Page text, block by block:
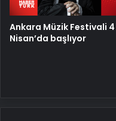
Ankara Müzik Festivali 4
Nisan’da başlıyor